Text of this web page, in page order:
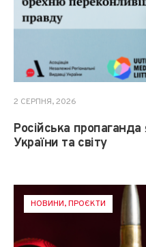
2 СЕРПНЯ, 2026
Російська
України та світу
НОВИНИ,ПРОЄКТИ